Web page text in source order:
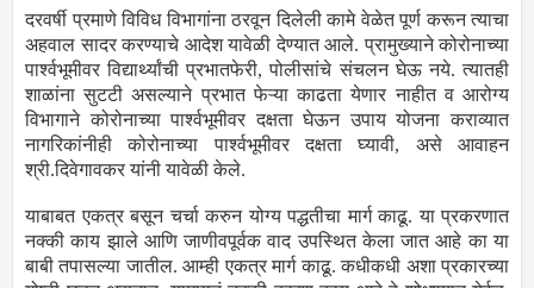
दरवर्षी प्रमाणे विविध विभागांना ठरवून दिलेली कामे वेळेत पूर्ण करून त्याचा
अहवाल सादर करण्याचे आदेश यावेळी देण्यात आले. प्रामुख्याने कोरोनाच्या
पार्श्वभूमीवर विद्यार्थ्यांची प्रभातफेरी, पोलीसांचे संचलन घेऊ नये. त्यातही
शाळांना सुटटी असल्याने प्रभात फेऱ्या काढता येणार नाहीत व आरोग्य
विभागाने कोरोनाच्या पार्श्वभूमीवर दक्षता घेऊन उपाय योजना कराव्यात
नागरिकांनीही कोरोनाच्या पार्श्वभूमीवर दक्षता घ्यावी, असे आवाहन
श्री.दिवेगावकर यांनी यावेळी केले.
याबाबत एकत्र बसून चर्चा करुन योग्य पद्धतीचा मार्ग काढू. या प्रकरणात
नक्की काय झाले आणि जाणीवपूर्वक वाद उपस्थित केला जात आहे का या
बाबी तपासल्या जातील. आम्ही एकत्र मार्ग काढू. कधीकधी अशा प्रकारच्या